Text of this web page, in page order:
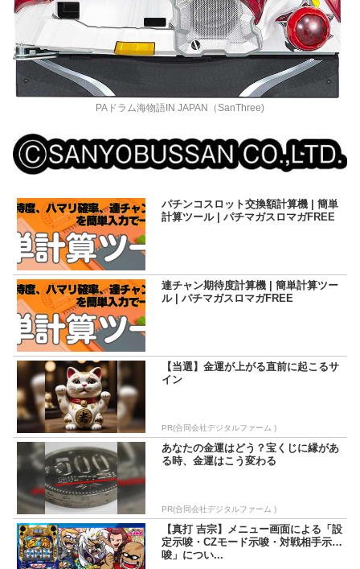
PAドラム海物語IN JAPAN（SanThree)
パチンコスロット交換額計算機 | 簡単
計算ツール | パチマガスロマガFREE
連チャン期待度計算機 | 簡単計算ツー
ル | パチマガスロマガFREE
【当選】金運が上がる直前に起こるサ
イン
PR(合同会社デジタルファーム )
あなたの金運はどう？宝くじに縁があ
る時、金運はこう変わる
PR(合同会社デジタルファーム )
【真打 吉宗】メニュー画面による「設
定示唆・CZモード示唆・対戦相手示
唆」につい...